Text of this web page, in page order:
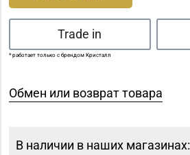
Trade in
* работает только с брендом Кристалл
Обмен или возврат товара
В наличии в наших магазинах: